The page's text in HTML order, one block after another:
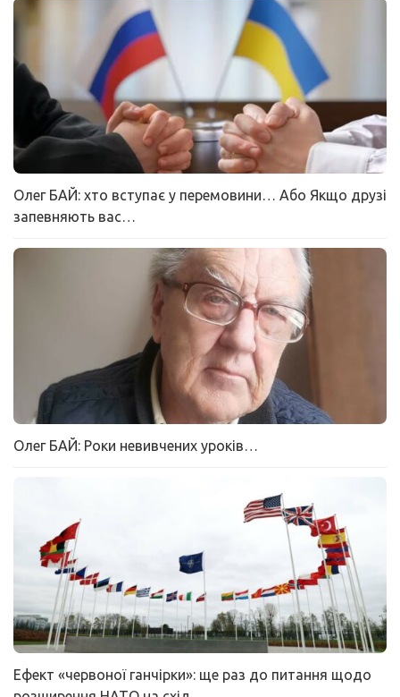
Олег БАЙ: хто вступає у перемовини… Або Якщо друзі
запевняють вас…
Олег БАЙ: Роки невивчених уроків…
Ефект «червоної ганчірки»: ще раз до питання щодо